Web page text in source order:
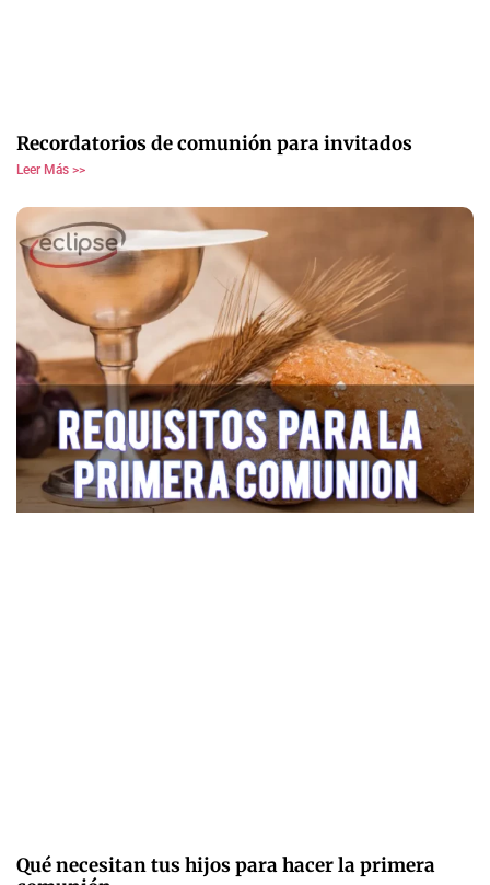
Recordatorios de comunión para invitados
Leer Más >>
Qué necesitan tus hijos para hacer la primera